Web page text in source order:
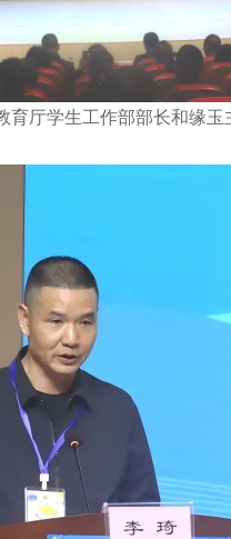
育厅学生工作部部长和缘玉